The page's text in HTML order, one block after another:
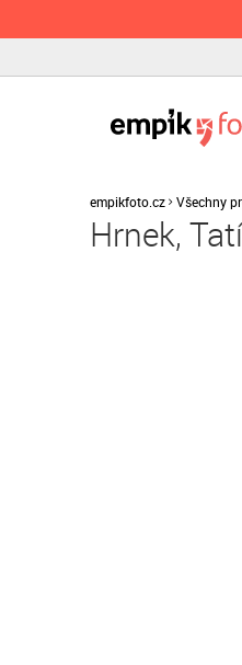
empikfoto.cz Všechny
Hrnek,